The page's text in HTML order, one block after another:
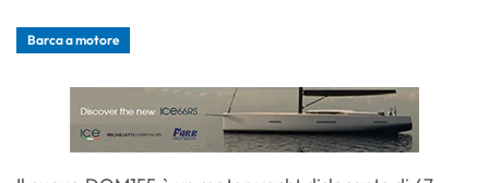
Barca a motore